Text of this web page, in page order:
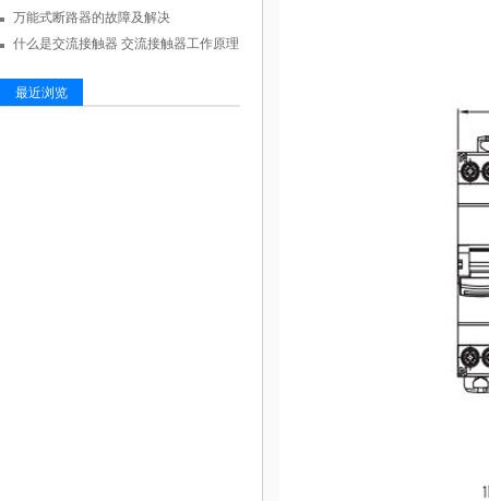
万能式断路器的故障及解决
什么是交流接触器 交流接触器工作原理
最近浏览